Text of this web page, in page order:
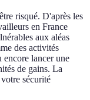
risqué. D'après les
en France
aux aléas
des activités
lancer une
de gains. La
sécurité